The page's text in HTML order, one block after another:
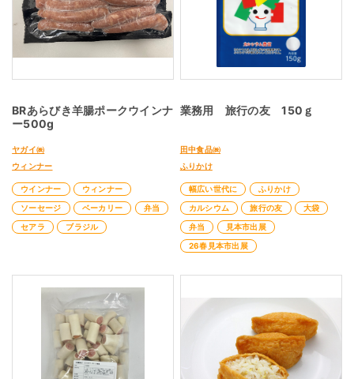
BRあらびき羊腸ポークウインナ
ー500g
ヤガイ㈱
ウィンナー
ウインナー
ウィンナー
ソーセージ
ベーカリー
弁当
セアラ
ブラジル
業務用 旅行の友 150ｇ
田中食品㈱
ふりかけ
幅広い世代に
ふりかけ
カルシウム
旅行の友
大袋
弁当
見本市出展
26春見本市出展